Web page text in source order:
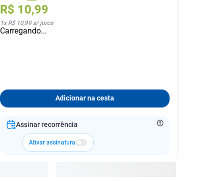
R$ 10,99
1x R$ 10,99s/ juros
Carregando...
Adicionar na cesta
Assinar recorrência
Ativar assinatura